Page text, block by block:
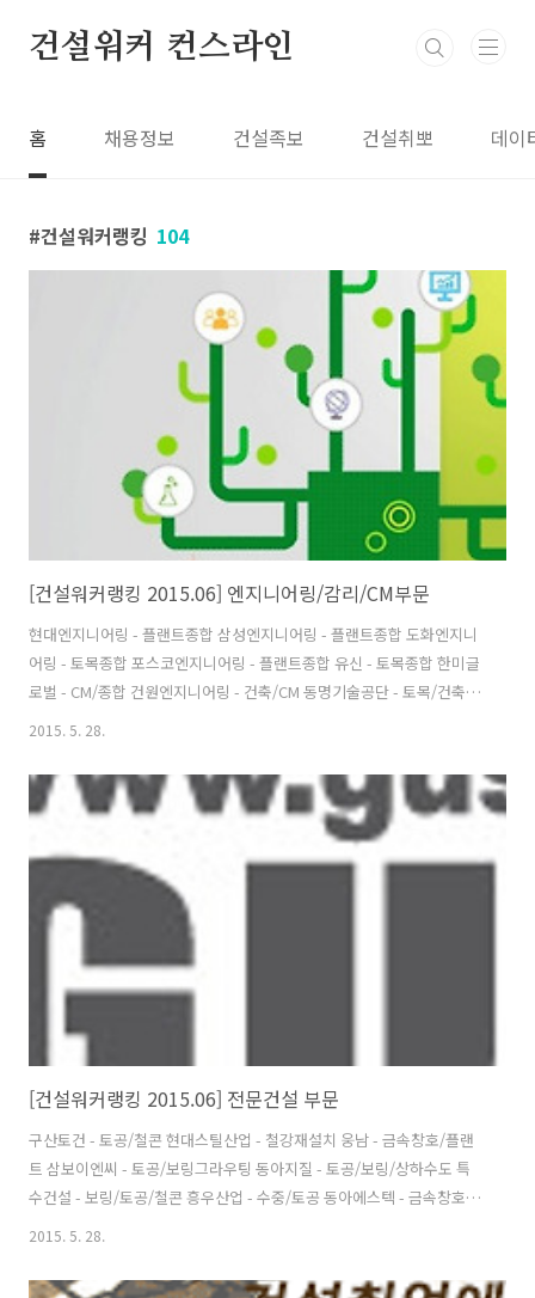
건설워커 컨스라인
홈 채용정보 건설족보 건설취뽀 데이
건설워커랭킹 104
[건설워커랭킹 2015.06] 엔지니어링/감리/CM부문
현대엔지니어링 - 플랜트종합 삼성엔지니어링 - 플랜트종합 도화엔지니
어링 - 토목종합 포스코엔지니어링 - 플랜트종합 유신 - 토목종합 한미글
로벌 - CM/종합 건원엔지니어링 - 건축/CM 동명기술공단 - 토목/건축
건화 - 토목종합 한국종합기술 - 토목종합 서영엔지니어링 - 토목종합 삼
이산 - 토목종합 평화엔지니어링 - 토목종합 PB - CM 세일종합기술공사
- 토목종합 동일기술공사 - 토목종합 동부엔지니어링 - 토목종합 벽산엔
지니어링 - 토목종합 대한콘설탄트 - 토목종합 다산컨설턴트 - 토목종합
혜인이엔씨 - 토목종합 범한엔지니어링 - 토목/건축 LG도요엔지니어링
- 플랜트종합 한국종합엔지니어링 - 토목종합 홍익기술단 - 토목종..
2015. 5. 28.
[건설워커랭킹 2015.06] 전문건설 부문
구산토건 - 토공/철콘 현대스틸산업 - 철강재설치 웅남 - 금속창호/플랜
트 삼보이엔씨 - 토공/보링그라우팅 동아지질 - 토공/보링/상하수도 특
수건설 - 보링/토공/철콘 흥우산업 - 수중/토공 동아에스텍 - 금속창호/
조경시설 삼호개발 - 토공/철콘 케이블텍 - 교량/구조물 출처 : 건설워커
2015. 5. 28.